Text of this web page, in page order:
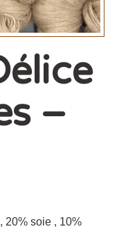
–
20% soie , 10%